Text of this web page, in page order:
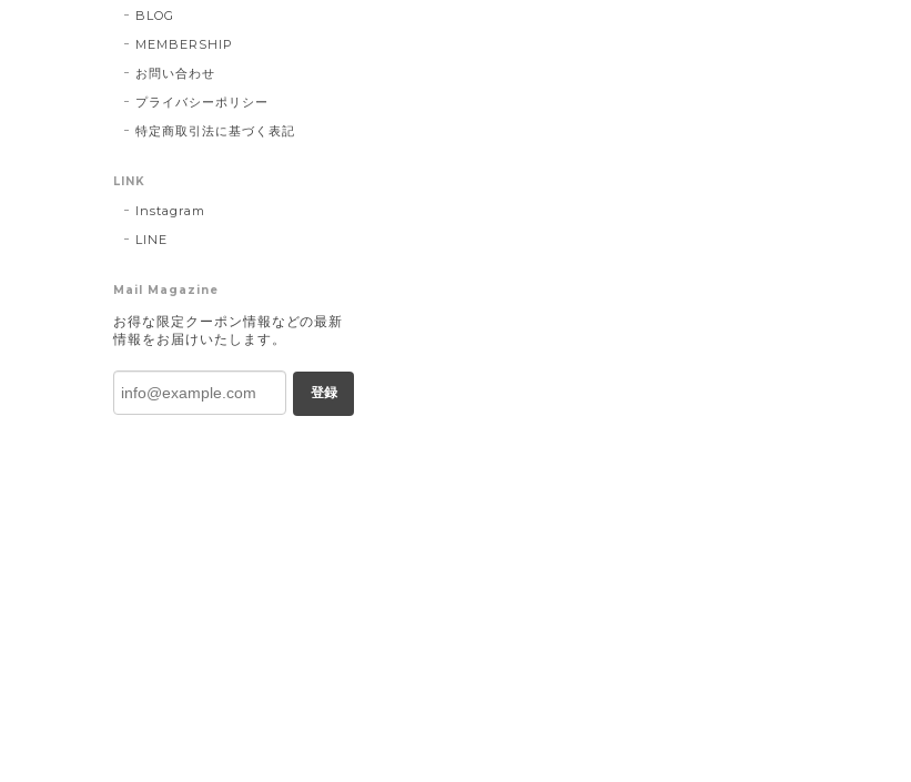
BLOG
MEMBERSHIP
お問い合わせ
プライバシーポリシー
特定商取引法に基づく表記
LINK
Instagram
LINE
Mail Magazine
お得な限定クーポン情報などの最新
情報をお届けいたします。
登録